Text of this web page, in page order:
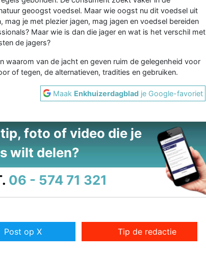
geoogst voedsel. Maar wie oogst nu dit voedsel uit
je met plezier jagen, mag jagen en voedsel bereiden
Maar wie is dan die jager en wat is het verschil met
de jagers?
waarom van de jacht en geven ruim de gelegenheid voor
of tegen, de alternatieven, tradities en gebruiken.
Maak Enkhuizerdagblad je Google-favoriet
foto of video die je
wilt delen?
06 - 574 71 321
Post op X Tip de redactie